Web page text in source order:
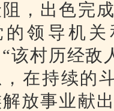
，出色完
的领导机
该村历经敌
在持续的
解放事业献